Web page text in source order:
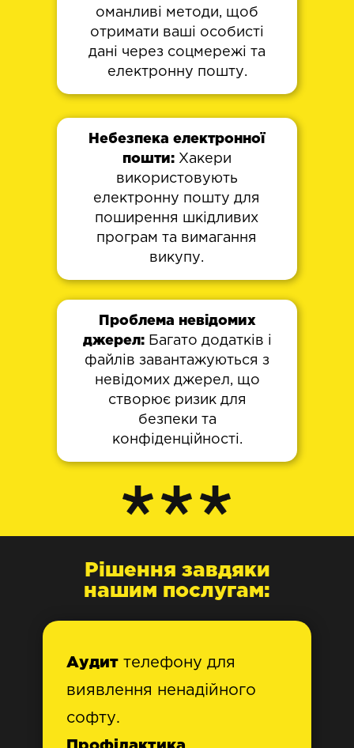
оманливі методи, щоб
отримати ваші особисті
дані через соцмережі та
електронну пошту.
Небезпека електронної
пошти: Хакери
використовують
електронну пошту для
поширення шкідливих
програм та вимагання
викупу.
Проблема невідомих
джерел: Багато додатків і
файлів завантажуються з
невідомих джерел, що
створює ризик для
безпеки та
конфіденційності.
Рішення завдяки
нашим послугам:
Аудит телефону для
виявлення ненадійного
софту.